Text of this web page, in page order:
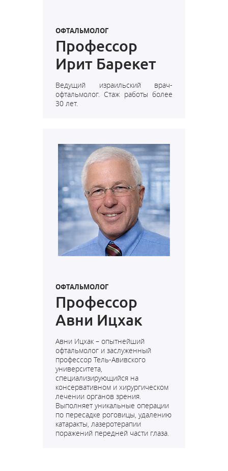
ОФТАЛЬМОЛОГ
Профессор
Ирит Барекет
Ведущий израильский врач-
офтальмолог. Стаж работы более
30 лет.
ОФТАЛЬМОЛОГ
Профессор
Авни Ицхак
Авни Ицхак – опытнейший
офтальмолог и заслуженный
профессор Тель-Авивского
университета,
специализирующийся на
консервативном и хирургическом
лечении органов зрения.
Выполняет уникальные операции
по пересадке роговицы, удалению
катаракты, лазеротерапии
поражений передней части глаза.